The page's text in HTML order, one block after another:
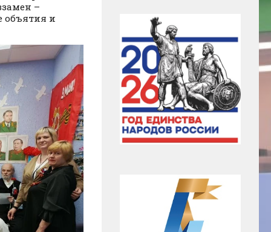
–
объятия и